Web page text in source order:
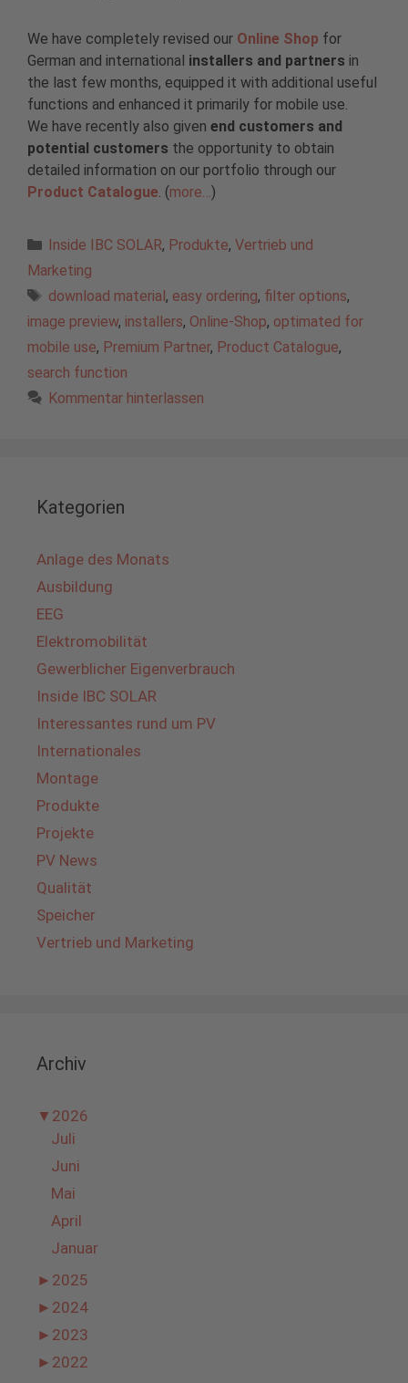
We have completely revised our Online Shop for
German and international installers and partners in
the last few months, equipped it with additional useful
functions and enhanced it primarily for mobile use.
We have recently also given end customers and
potential customers the opportunity to obtain
detailed information on our portfolio through our
Product Catalogue . (more… )
Kategorien
Inside IBC SOLAR, Produkte, Vertrieb und
Marketing
Schlagwörter
download material, easy ordering, filter options,
image preview, installers, Online-Shop, optimated for
mobile use, Premium Partner, Product Catalogue,
search function
Kommentar hinterlassen
Kategorien
Anlage des Monats
Ausbildung
EEG
Elektromobilität
Gewerblicher Eigenverbrauch
Inside IBC SOLAR
Interessantes rund um PV
Internationales
Montage
Produkte
Projekte
PV News
Qualität
Speicher
Vertrieb und Marketing
Archiv
▼ 2026
Juli
Juni
Mai
April
Januar
► 2025
► 2024
► 2023
► 2022